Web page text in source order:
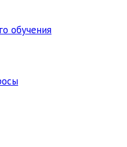
обучения